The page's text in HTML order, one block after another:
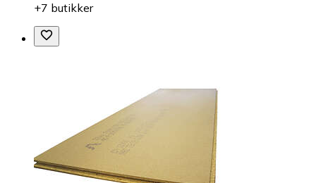
+7 butikker